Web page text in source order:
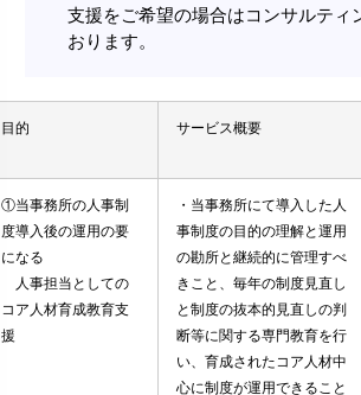
支援をご希望の場合はコンサルティ
おります。
目的 サービス概要
①当事務所の人事制
度導入後の運用の要
になる
人事担当としての
コア人材育成教育支
援
・当事務所にて導入した人
事制度の目的の理解と運用
の勘所と継続的に管理すべ
きこと、毎年の制度見直し
と制度の抜本的見直しの判
断等に関する専門教育を行
い、育成されたコア人材中
心に制度が運用できること